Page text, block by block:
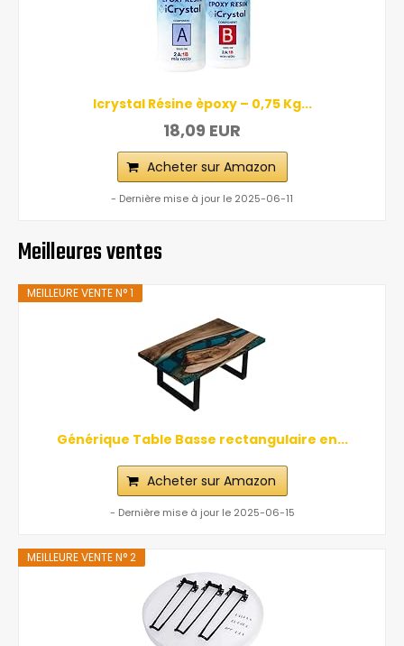
Icrystal Résine èpoxy – 0,75 Kg...
18,09 EUR
Acheter sur Amazon
- Dernière mise à jour le 2025-06-11
Meilleures ventes
MEILLEURE VENTE N° 1
Générique Table Basse rectangulaire en...
Acheter sur Amazon
- Dernière mise à jour le 2025-06-15
MEILLEURE VENTE N° 2